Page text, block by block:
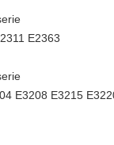
E2363
E3208 E3215